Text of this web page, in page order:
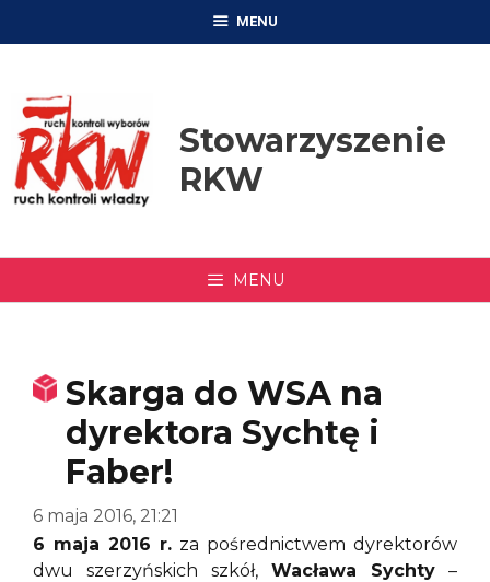
MENU
Stowarzyszenie
RKW
MENU
Skarga do WSA na
dyrektora Sychtę i
Faber!
6 maja 2016, 21:21
6 maja 2016 r. za pośrednictwem dyrektorów
dwu szerzyńskich szkół, Wacława Sychty –